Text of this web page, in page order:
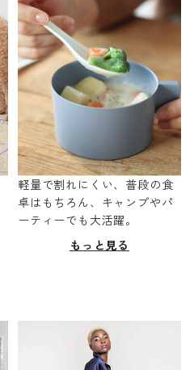
軽量で割れにくい、普段の食
卓はもちろん、キャンプやパ
ーティーでも大活躍。
もっと見る